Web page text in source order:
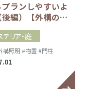
ランしやすいよ
後編）【外構の…
テリア・庭
構照明 #物置 #門柱